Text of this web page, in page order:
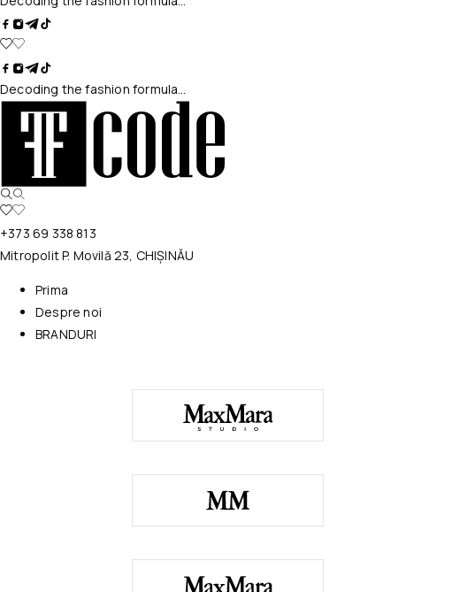
Decoding the fashion formula…
+373 69 338 813
Mitropolit P. Movilă 23, CHIȘINĂU
Prima
Despre noi
BRANDURI